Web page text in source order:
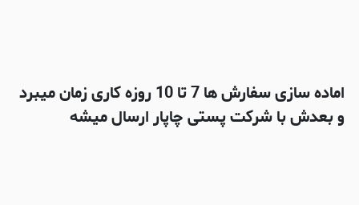
اماده سازی سفارش ها 7 تا 10 روزه کاری زمان میبرد
و بعدش با شرکت پستی چاپار ارسال میشه